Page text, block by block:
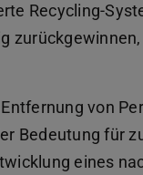
Recycling-
von
Bedeutung für
eines